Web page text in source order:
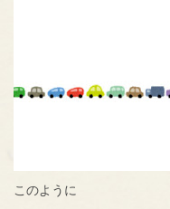
このように